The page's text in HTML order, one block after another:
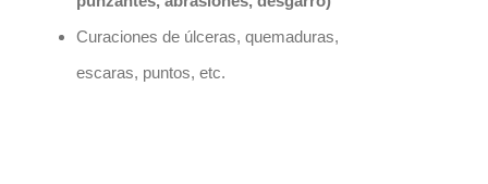
Curaciones de úlceras, quemaduras,
escaras, puntos, etc.